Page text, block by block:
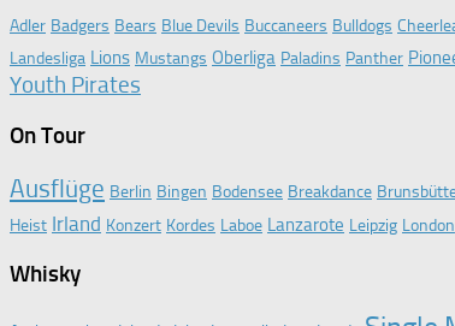
Adler Badgers Bears Blue Devils Buccaneers Bulldogs
Landesliga Lions Mustangs Oberliga Paladins Panther
Youth Pirates
On Tour
Ausflüge Berlin Bingen Bodensee Breakdance
Heist Irland Konzert Kordes Laboe Lanzarote Leipzig London
Whisky